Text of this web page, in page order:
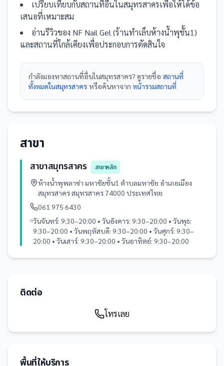
เปรียบเทียบกับสถานที่อื่นในสมุทรสาครเพื่อให้ได้ข้อ
เสนอที่เหมาะสม
อ่านรีวิวของ NF Nail Gel (ร้านทำเล็บห้างน้ำพุชั้น1)
และสถานที่ใกล้เคียงเพื่อประกอบการตัดสินใจ
กำลังมองหาสถานที่อื่นในสมุทรสาคร? ดูรายชื่อ สถานที่
ทั้งหมดในสมุทรสาคร หรือค้นหาจาก หน้ารวมสถานที่
สาขา
สาขาสมุทรสาคร
สาขาหลัก
ห้างน้ำพุพลาซ่า มหาชัยชั้น1 ตำบลมหาชัย อำเภอเมือง
สมุทรสาคร สมุทรสาคร 74000 ประเทศไทย
061 975 6430
วันจันทร์: 9:30–20:00 • วันอังคาร: 9:30–20:00 • วันพุธ:
9:30–20:00 • วันพฤหัสบดี: 9:30–20:00 • วันศุกร์: 9:30–
20:00 • วันเสาร์: 9:30–20:00 • วันอาทิตย์: 9:30–20:00
ติดต่อ
โทรเลย
พื้นที่ให้บริการ